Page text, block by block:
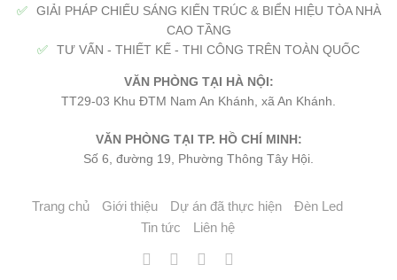
✅
GIẢI PHÁP CHIẾU SÁNG KIẾN TRÚC & BIỂN HIỆU TÒA NHÀ
CAO TẦNG
✅
TƯ VẤN - THIẾT KẾ - THI CÔNG TRÊN TOÀN QUỐC
VĂN PHÒNG TẠI HÀ NỘI:
TT29-03 Khu ĐTM Nam An Khánh, xã An Khánh.
VĂN PHÒNG TẠI TP. HỒ CHÍ MINH:
Số 6, đường 19, Phường Thông Tây Hội.
Trang chủ Giới thiệu Dự án đã thực hiện
Đèn Led
Tin tức
Liên hệ